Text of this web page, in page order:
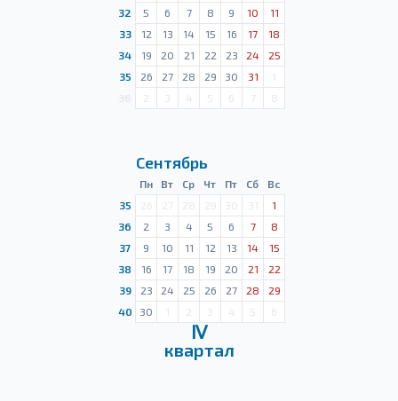
32
5 6 7 8 9 10
11
33
12 13 14 15 16 17
18
34
19 20 21 22 23 24
25
35
26 27 28 29 30 31
1
2 3 4 5 6 7 8
Сентябрь
Пн Вт Ср Чт Пт Сб
Вс
35
26 27 28 29 30 31
1
36
2 3 4 5 6 7
8
37
9 10 11 12 13 14
15
38
16 17 18 19 20 21
22
39
23 24 25 26 27 28
29
40
30 1 2 3 4 5 6
Ⅳ
квартал